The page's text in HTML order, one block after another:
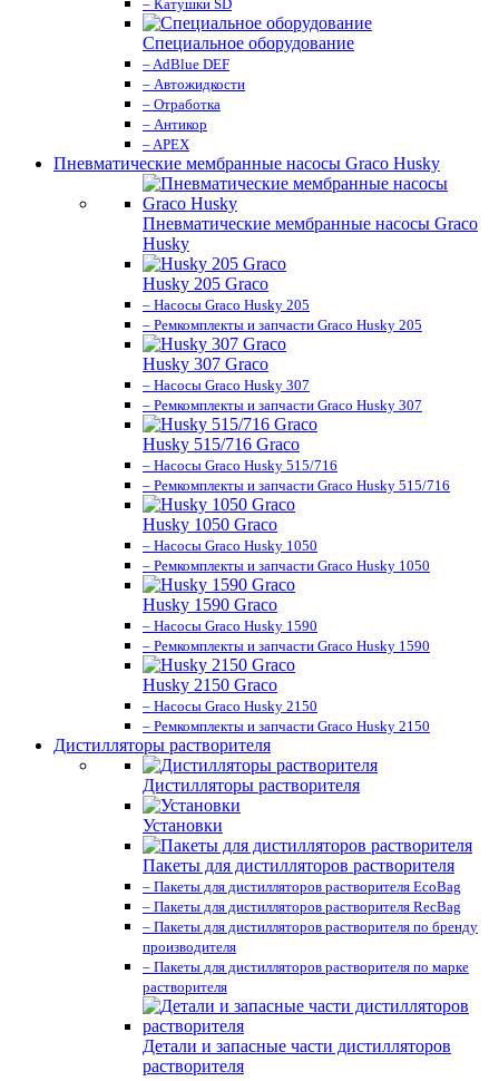
– Катушки SD
Специальное оборудование
– AdBlue DEF
– Автожидкости
– Отработка
– Антикор
– APEX
Пневматические мембранные насосы Graco Husky
Пневматические мембранные насосы Graco
Husky
Husky 205 Graco
– Насосы Graco Husky 205
– Ремкомплекты и запчасти Graco Husky 205
Husky 307 Graco
– Насосы Graco Husky 307
– Ремкомплекты и запчасти Graco Husky 307
Husky 515/716 Graco
– Насосы Graco Husky 515/716
– Ремкомплекты и запчасти Graco Husky 515/716
Husky 1050 Graco
– Насосы Graco Husky 1050
– Ремкомплекты и запчасти Graco Husky 1050
Husky 1590 Graco
– Насосы Graco Husky 1590
– Ремкомплекты и запчасти Graco Husky 1590
Husky 2150 Graco
– Насосы Graco Husky 2150
– Ремкомплекты и запчасти Graco Husky 2150
Дистилляторы растворителя
Дистилляторы растворителя
Установки
Пакеты для дистилляторов растворителя
– Пакеты для дистилляторов растворителя EcoBag
– Пакеты для дистилляторов растворителя RecBag
– Пакеты для дистилляторов растворителя по бренду
производителя
– Пакеты для дистилляторов растворителя по марке
растворителя
Детали и запасные части дистилляторов
растворителя